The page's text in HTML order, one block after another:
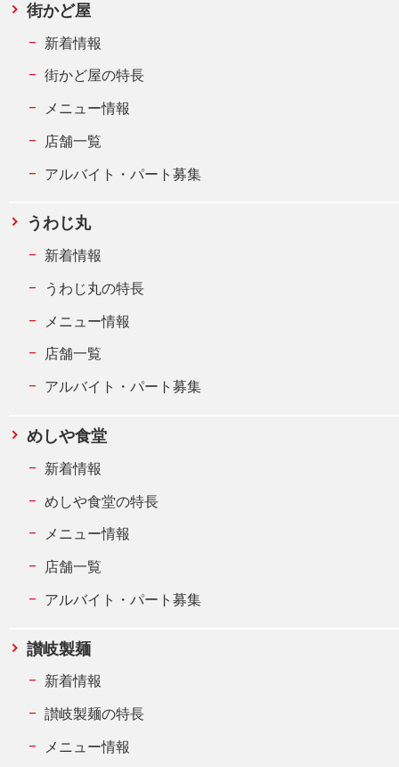
街かど屋
新着情報
街かど屋の特長
メニュー情報
店舗一覧
アルバイト・パート募集
うわじ丸
新着情報
うわじ丸の特長
メニュー情報
店舗一覧
アルバイト・パート募集
めしや食堂
新着情報
めしや食堂の特長
メニュー情報
店舗一覧
アルバイト・パート募集
讃岐製麺
新着情報
讃岐製麺の特長
メニュー情報